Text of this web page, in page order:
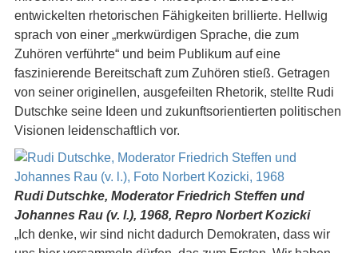
entwickelten rhetorischen Fähigkeiten brillierte. Hellwig
sprach von einer „merkwürdigen Sprache, die zum
Zuhören verführte“ und beim Publikum auf eine
faszinierende Bereitschaft zum Zuhören stieß. Getragen
von seiner originellen, ausgefeilten Rhetorik, stellte Rudi
Dutschke seine Ideen und zukunftsorientierten politischen
Visionen leidenschaftlich vor.
Rudi Dutschke, Moderator Friedrich Steffen und
Johannes Rau (v. l.), 1968, Repro Norbert Kozicki
„Ich denke, wir sind nicht dadurch Demokraten, dass wir